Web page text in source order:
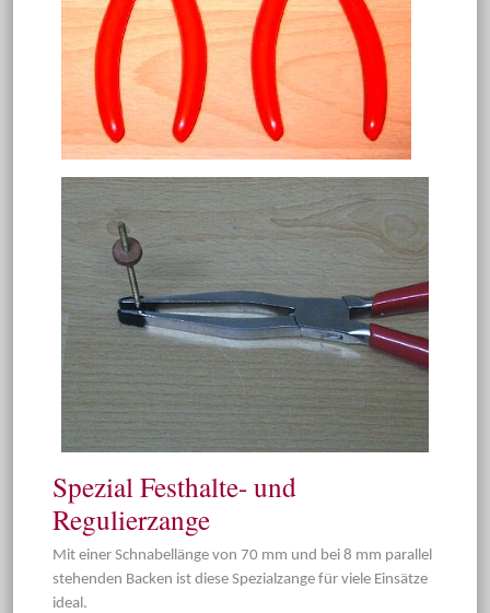
Spezial Festhalte- und
Regulierzange
Mit einer Schnabellänge von 70 mm und bei 8 mm parallel
stehenden Backen ist diese Spezialzange für viele Einsätze
ideal.